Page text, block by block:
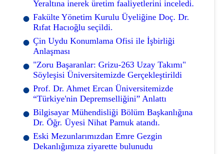
Yeraltına inerek üretim faaliyetlerini inceledi.
Fakülte Yönetim Kurulu Üyeliğine Doç. Dr.
Rıfat Hacıoğlu seçildi.
Çin Uydu Konumlama Ofisi ile İşbirliği
Anlaşması
"Zoru Başaranlar: Grizu-263 Uzay Takımı"
Söyleşisi Üniversitemizde Gerçekleştirildi
Prof. Dr. Ahmet Ercan Üniversitemizde
“Türkiye'nin Depremselliğini” Anlattı
Bilgisayar Mühendisliği Bölüm Başkanlığına
Dr. Öğr. Üyesi Nihat Pamuk atandı.
Eski Mezunlarımızdan Emre Gezgin
Dekanlığımıza ziyarette bulunudu